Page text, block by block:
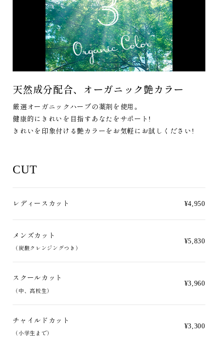
天然成分配合、オーガニック艶カラー
厳選オーガニックハーブの薬剤を使用。
健康的にきれいを目指すあなたをサポート!
きれいを印象付ける艶カラーをお気軽にお試しください!
CUT
レディースカット ¥4,950
メンズカット
（炭酸クレンジングつき）
¥5,830
スクールカット
（中、高校生）
¥3,960
チャイルドカット
（小学生まで）
¥3,300